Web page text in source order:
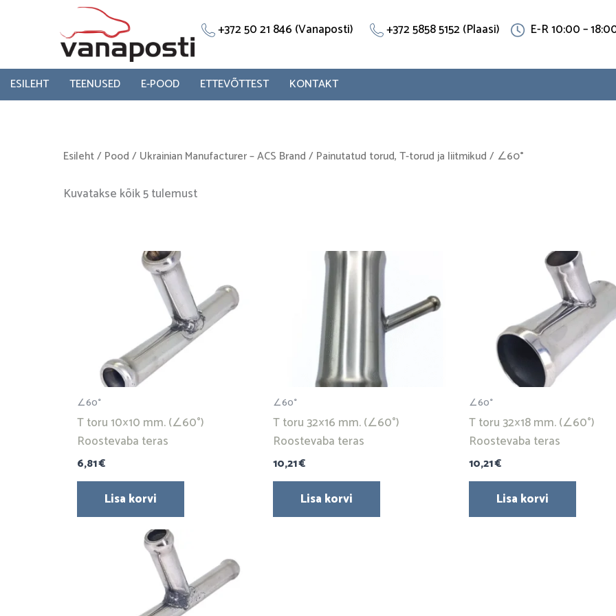
+372 50 21 846 (Vanaposti) +372 5858 5152 (Plaasi) E-R 10:00 –
ESILEHT TEENUSED E-POOD ETTEVÕTTEST KONTAKT
Esileht/ Pood / Ukrainian Manufacturer – ACS Brand / Painutatud torud, T-torud ja liitmikud / ∠60°
Kuvatakse kõik 5 tulemust
∠60°
T toru 10×10 mm. (∠60°)
Roostevaba teras
6,81€
Lisa korvi
∠60°
T toru 32×16 mm. (∠60°)
Roostevaba teras
10,21€
Lisa korvi
∠60°
T toru 32×18 mm. (∠60°)
Roostevaba teras
10,21€
Lisa korvi